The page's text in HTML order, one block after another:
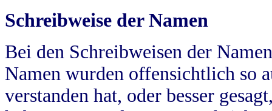
Schreibweise der Namen
Bei den Schreibweisen der
Namen wurden offensichtlich so
verstanden hat, oder besser